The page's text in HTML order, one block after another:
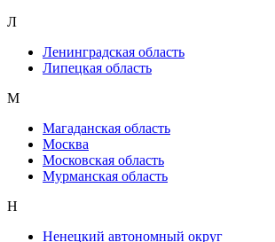
Л
Ленинградская область
Липецкая область
М
Магаданская область
Москва
Московская область
Мурманская область
Н
Ненецкий автономный округ